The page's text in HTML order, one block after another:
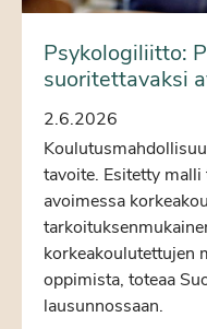
Psykologiliitto:
suoritettavaksi
2.6.2026
tavoite. Esitetty
avoimessa
korkeakoulutettujen
oppimista, toteaa
lausunnossaan.